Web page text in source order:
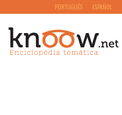
PORTUGUÊS ESPAÑOL